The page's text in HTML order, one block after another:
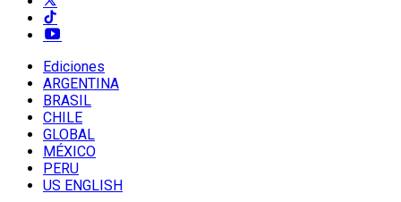
Ediciones
ARGENTINA
BRASIL
CHILE
GLOBAL
MÉXICO
PERU
US ENGLISH